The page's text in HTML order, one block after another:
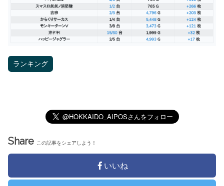
ランキング
Share この記事をシェアしよう！
いいね